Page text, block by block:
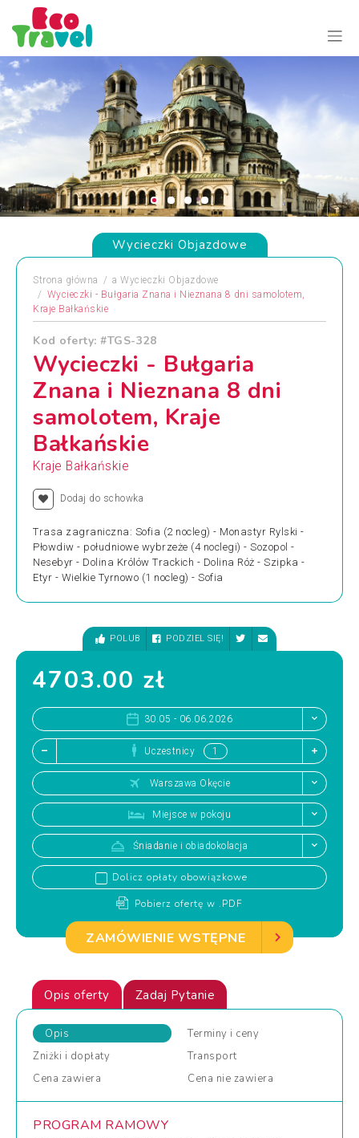
Wycieczki Objazdowe
Strona główna a Wycieczki Objazdowe
Wycieczki - Bułgaria Znana i Nieznana 8 dni samolotem,
Kraje Bałkańskie
Kod oferty: #TGS-328
Wycieczki - Bułgaria
Znana i Nieznana 8 dni
samolotem, Kraje
Bałkańskie
Kraje Bałkańskie
Dodaj do schowka
Trasa zagraniczna: Sofia (2 nocleg) - Monastyr Rylski -
Płowdiw - południowe wybrzeże (4 noclegi) - Sozopol -
Nesebyr - Dolina Królów Trackich - Dolina Róż - Szipka -
Etyr - Wielkie Tyrnowo (1 nocleg) - Sofia
POLUB PODZIEL SIĘ!
4703.00 zł
30.05 - 06.06.2026
Uczestnicy
Warszawa Okęcie
Miejsce w pokoju
Śniadanie i obiadokolacja
Dolicz opłaty obowiązkowe
Pobierz ofertę w .PDF
ZAMÓWIENIE WSTĘPNE
Opis oferty Zadaj Pytanie
Opis Terminy i ceny
Zniżki i dopłaty
Transport
Cena zawiera Cena nie zawiera
PROGRAM RAMOWY